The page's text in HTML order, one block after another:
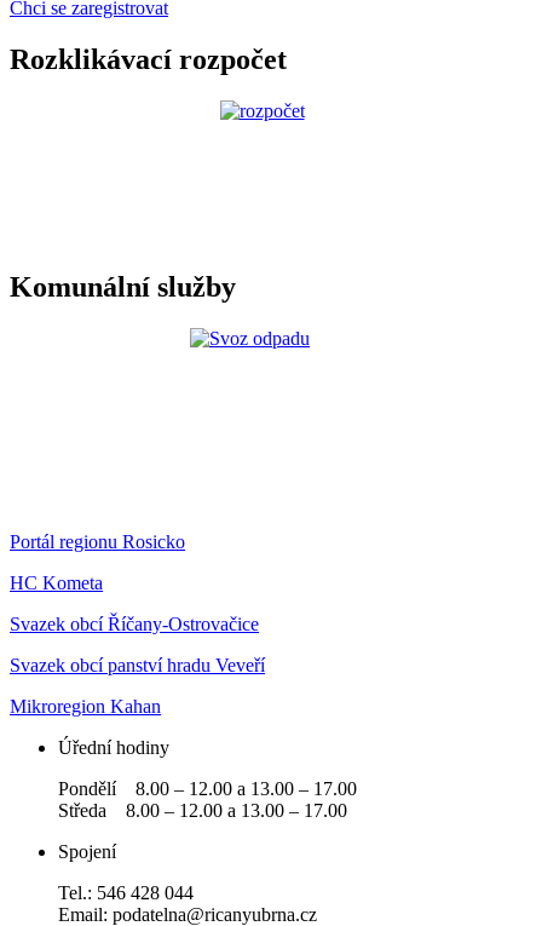
Chci se zaregistrovat
Rozklikávací rozpočet
Komunální služby
Portál regionu Rosicko
HC Kometa
Svazek obcí Říčany-Ostrovačice
Svazek obcí panství hradu Veveří
Mikroregion Kahan
Úřední hodiny
Pondělí 8.00 – 12.00 a 13.00 – 17.00
Středa 8.00 – 12.00 a 13.00 – 17.00
Spojení
Tel.: 546 428 044
Email: podatelna@ricanyubrna.cz